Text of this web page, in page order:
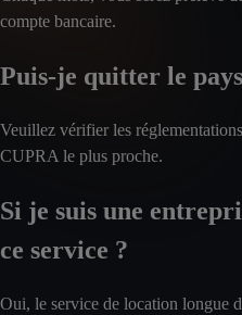
compte bancaire.
Puis-je quitter le
Veuillez vérifier les
CUPRA le plus proche.
Si je suis une
ce service ?
Oui, le service de location longue